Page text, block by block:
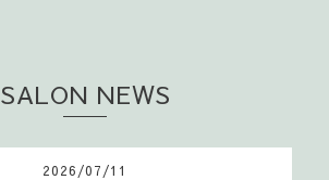
SALON NEWS
2026/07/11